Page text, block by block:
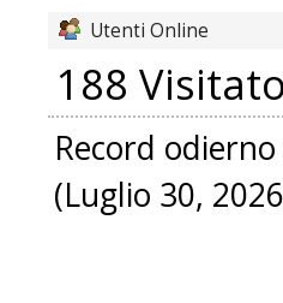
Utenti Online
188
Record
(Luglio 30,